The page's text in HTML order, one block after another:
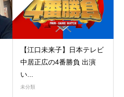
【江口未来子】日本テレビ
中居正広の4番勝負 出演
い...
未分類